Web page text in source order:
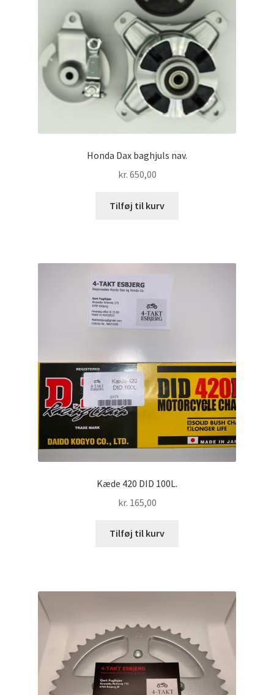
Honda Dax baghjuls nav.
kr. 650,00
Tilføj til kurv
Kæde 420 DID 100L.
kr. 165,00
Tilføj til kurv